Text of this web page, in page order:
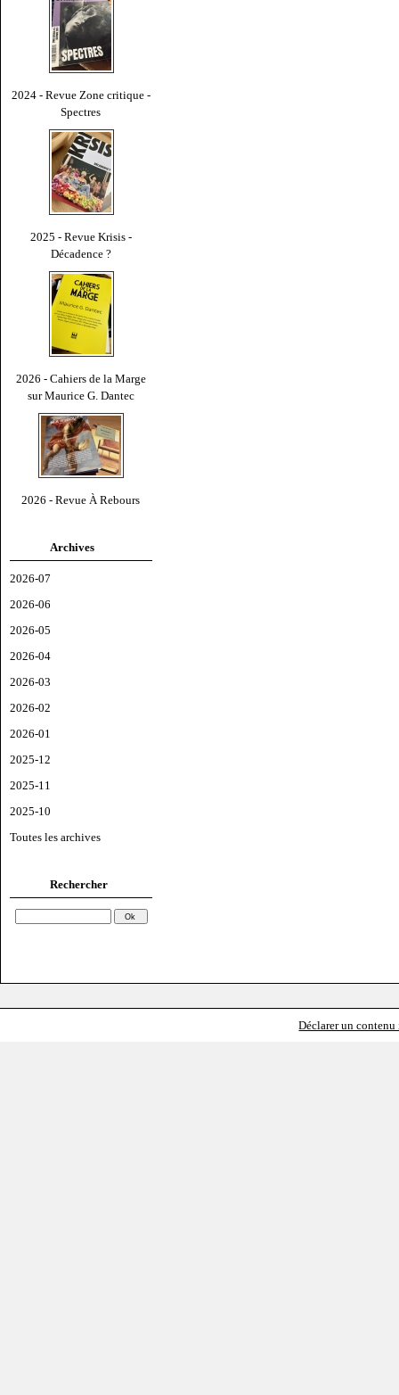
2024 - Revue Zone critique -
Spectres
2025 - Revue Krisis -
Décadence ?
2026 - Cahiers de la Marge
sur Maurice G. Dantec
2026 - Revue À Rebours
Archives
2026-07
2026-06
2026-05
2026-04
2026-03
2026-02
2026-01
2025-12
2025-11
2025-10
Toutes les archives
Rechercher
Déclarer un